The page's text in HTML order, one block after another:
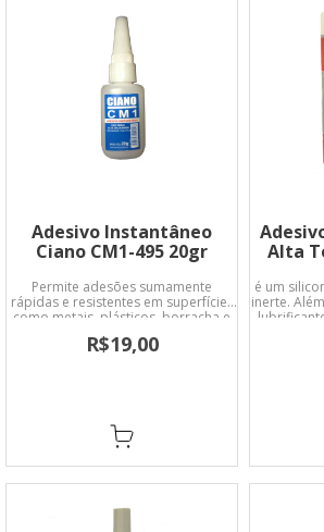
Adesivo Instantâneo
Ciano CM1-495 20gr
Permite adesões sumamente
rápidas e resistentes em superfícies
como metais, plásticos, borracha e
material poroso como madeira,
papel, cortiça, têxtil, superfícies
R$19,00
Alta
é um
inerte.
liquido
entre